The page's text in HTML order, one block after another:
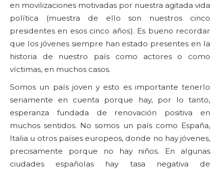
en movilizaciones motivadas por nuestra agitada vida
política (muestra de ello son nuestros cinco
presidentes en esos cinco años). Es bueno recordar
que los jóvenes siempre han estado presentes en la
historia de nuestro país como actores o como
víctimas, en muchos casos.
Somos un país joven y esto es importante tenerlo
seriamente en cuenta porque hay, por lo tanto,
esperanza fundada de renovación positiva en
muchos sentidos. No somos un país como España,
Italia u otros países europeos, donde no hay jóvenes,
precisamente porque no hay niños. En algunas
ciudades españolas hay tasa negativa de